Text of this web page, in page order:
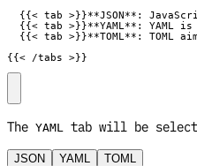
{{< /tabs >}}
The YAML tab will be
JSON YAML TOML